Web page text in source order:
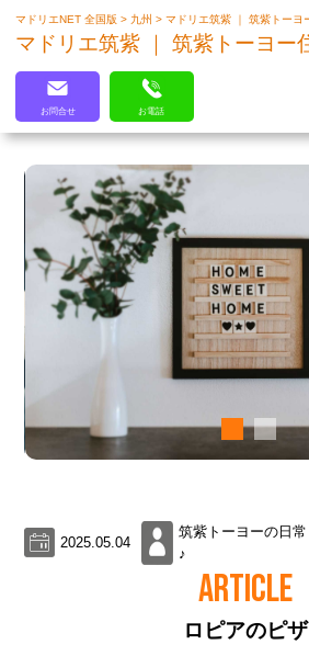
マドリエはLIXILの厳しい基準を
クリアした住まいのプロ集団
マドリエNET 全国版> 九州>マドリエ筑紫 ｜ 筑紫トーヨ
マドリエ筑紫 ｜ 筑紫トーヨー
お問合せ お電話
2025.05.04
筑紫トーヨーの日常
♪
ARTICLE
ロピアのピザ